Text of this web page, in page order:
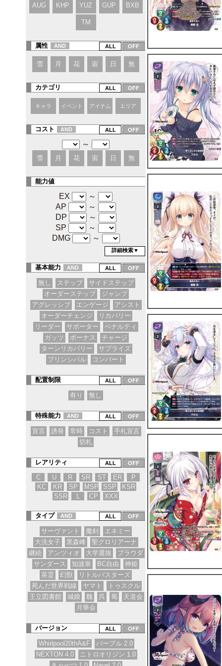
AUG KHP YUZ GUP BXB
TM
属性 AND
雪 月 花 宙 日 無
カテゴリ
キャラ イベント アイテム エリア
コスト AND
～
雪 月 花 宙 日 無
能力値
EX
～
AP
～
DP
～
SP
～
DMG
～
詳細検索▼
基本能力 AND
無し ステップ
サイドステップ
オーダーステップ
ジャンプ
アグレッシブ
エンゲージ
アシスト
オーダーチェンジ
リカバリー
リーダー
サポーター
ペナルティ
ガッツ
ボーナス
チャージ
ターンリカバリー
サプライズ
プリンシパル
コンバート
配置制限
有り 無し
特殊能力 AND
宣言 誘発 常時 コスト
手札宣言
切札
レアリティ
C
U R SR ST ER
P
KC
KR SP MSP SSP
KSR
SSR
L CP XXX
タイプ AND
サーヴァント 魔剣
エネミー
大洗女子
黒森峰
聖グロリアーナ
継続
アンツィオ 大学選抜
プラウダ
サンダース
知波単 BC自由
神姫
英霊
幻獣
リトルバスターズ
死んだ世界戦線
ヤマト
トゥスクル
王立図書館
城娘 魏 呉 蜀
天道会
月華会
バージョン
Whirlpool20thA&F
パープル 2.0
NEXTON 4.0
ニトロオリジン 1.0